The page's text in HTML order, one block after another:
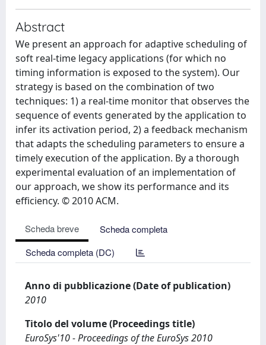
Abstract
We present an approach for adaptive scheduling of
soft real-time legacy applications (for which no
timing information is exposed to the system). Our
strategy is based on the combination of two
techniques: 1) a real-time monitor that observes the
sequence of events generated by the application to
infer its activation period, 2) a feedback mechanism
that adapts the scheduling parameters to ensure a
timely execution of the application. By a thorough
experimental evaluation of an implementation of
our approach, we show its performance and its
efficiency. © 2010 ACM.
Scheda breve
Scheda completa
Scheda completa (DC)
Anno di pubblicazione (Date of publication)
2010
Titolo del volume (Proceedings title)
EuroSys'10 - Proceedings of the EuroSys 2010